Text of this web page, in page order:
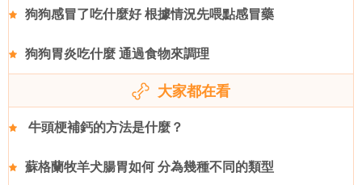
狗狗感冒了吃什麼好 根據情況先喂點感冒藥
狗狗胃炎吃什麼 通過食物來調理
大家都在看
牛頭梗補鈣的方法是什麼？
蘇格蘭牧羊犬腸胃如何 分為幾種不同的類型